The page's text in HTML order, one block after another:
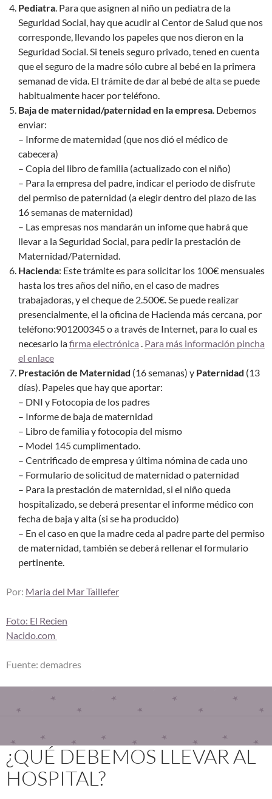
Pediatra. Para que asignen al niño un pediatra de la
Seguridad Social, hay que acudir al Centor de Salud que nos
corresponde, llevando los papeles que nos dieron en la
Seguridad Social. Si teneis seguro privado, tened en cuenta
que el seguro de la madre sólo cubre al bebé en la primera
semanad de vida. El trámite de dar al bebé de alta se puede
habitualmente hacer por teléfono.
Baja de maternidad/paternidad en la empresa. Debemos
enviar:
– Informe de maternidad (que nos dió el médico de
cabecera)
– Copia del libro de familia (actualizado con el niño)
– Para la empresa del padre, indicar el periodo de disfrute
del permiso de paternidad (a elegir dentro del plazo de las
16 semanas de maternidad)
– Las empresas nos mandarán un infome que habrá que
llevar a la Seguridad Social, para pedir la prestación de
Maternidad/Paternidad.
Hacienda: Este trámite es para solicitar los 100€ mensuales
hasta los tres años del niño, en el caso de madres
trabajadoras, y el cheque de 2.500€. Se puede realizar
presencialmente, el la oficina de Hacienda más cercana, por
teléfono:901200345 o a través de Internet, para lo cual es
necesario lafirma electrónica . Para más información pincha
el enlace
Prestación de Maternidad (16 semanas) y Paternidad (13
días). Papeles que hay que aportar:
– DNI y Fotocopia de los padres
– Informe de baja de maternidad
– Libro de familia y fotocopia del mismo
– Model 145 cumplimentado.
– Centrificado de empresa y última nómina de cada uno
– Formulario de solicitud de maternidad o paternidad
– Para la prestación de maternidad, si el niño queda
hospitalizado, se deberá presentar el informe médico con
fecha de baja y alta (si se ha producido)
– En el caso en que la madre ceda al padre parte del permiso
de maternidad, también se deberá rellenar el formulario
pertinente.
Por: Maria del Mar Taillefer
Foto: El Recien
Nacido.com
Fuente: demadres
¿QUÉ DEBEMOS LLEVAR AL
HOSPITAL?